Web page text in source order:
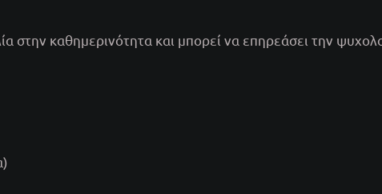
στην καθημερινότητα και μπορεί να επηρεάσει την